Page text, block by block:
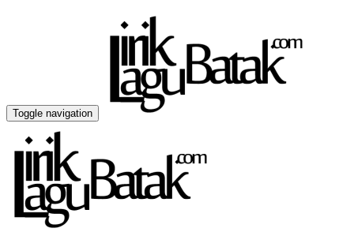
Toggle navigation